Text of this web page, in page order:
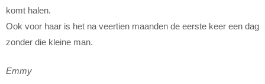
komt halen.
Ook voor haar is het na veertien maanden de eerste keer een dag
zonder die kleine man.
Emmy